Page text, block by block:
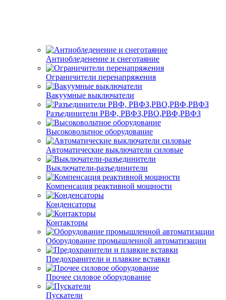
Антиобледенение и снеготаяние
Ограничители перенапряжения
Вакуумные выключатели
Разъединители РВФ, РВФЗ,РВО,РВФ,РВФЗ
Высоковольтное оборудование
Автоматические выключатели cиловые
Выключатели-разъединители
Компенсация реактивной мощности
Конденсаторы
Контакторы
Оборудование промышленной автоматизации
Предохранители и плавкие вставки
Прочее силовое оборудование
Пускатели